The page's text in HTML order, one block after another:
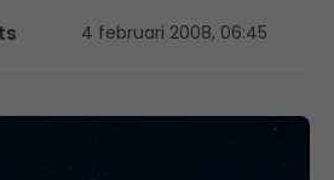
4 februari 2008, 06:45